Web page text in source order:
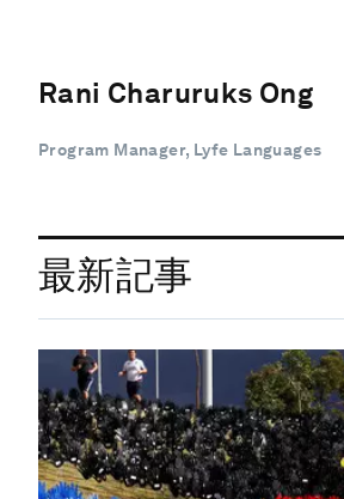
Rani Charuruks Ong
Program Manager, Lyfe Languages
最新記事